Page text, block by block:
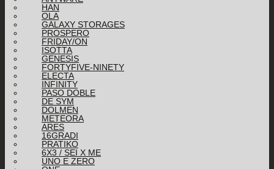
HAN
OLA
GALAXY STORAGES
PROSPERO
FRIDAY/ON
ISOTTA
GENESIS
FORTYFIVE-NINETY
ELECTA
INFINITY
PASO DOBLE
DE SYM
DOLMEN
METEORA
ARES
16GRADI
PRATIKO
6X3 / SEI X ME
UNO E ZERO